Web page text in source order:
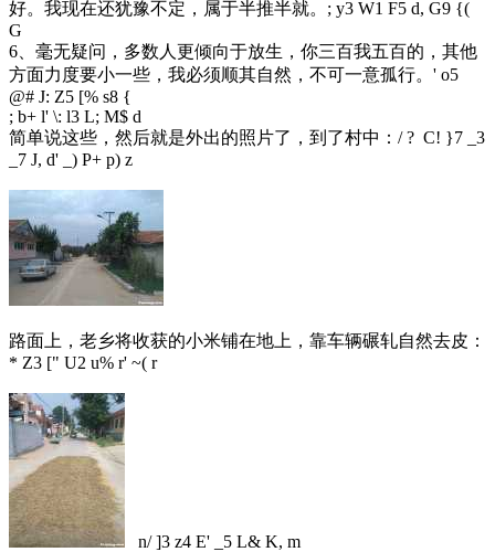
好。我现在还犹豫不定，属于半推半就。 ; y3 W1 F5 d, G9 {(
G
6、毫无疑问，多数人更倾向于放生，你三百我五百的，其他
方面力度要小一些，我必须顺其自然，不可一意孤行。 ' o5
@# J: Z5 [% s8 {
; b+ l' \: l3 L; M$ d
简单说这些，然后就是外出的照片了，到了村中： / ? C! }7 _3
_7 J, d' _) P+ p) z
路面上，老乡将收获的小米铺在地上，靠车辆碾轧自然去皮：
* Z3 [" U2 u% r' ~( r
n/ ]3 z4 E' _5 L& K, m